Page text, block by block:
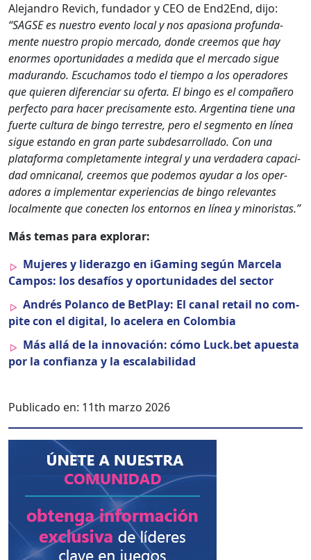
Ale­jan­dro Revich, fun­dador y CEO de End2End, dijo:
“SAGSE es nue­stro even­to local y nos apa­siona pro­fun­da­
mente nue­stro pro­pio mer­ca­do, donde creemos que hay
enormes opor­tu­nidades a medi­da que el mer­ca­do sigue
madu­ran­do. Escuchamos todo el tiem­po a los oper­adores
que quieren difer­en­ciar su ofer­ta. El bin­go es el com­pañero
per­fec­to para hac­er pre­cisa­mente esto. Argenti­na tiene una
fuerte cul­tura de bin­go ter­restre, pero el seg­men­to en línea
sigue estando en gran parte sub­de­sar­rol­la­do. Con una
platafor­ma com­ple­ta­mente inte­gral y una ver­dadera capaci­
dad omni­canal, creemos que podemos ayu­dar a los oper­
adores a imple­men­tar expe­ri­en­cias de bin­go rel­e­vantes
local­mente que conecten los entornos en línea y minoris­tas.”
Más temas para explo­rar:
Mujeres y lid­er­az­go en iGam­ing según Marcela
Cam­pos: los desafíos y opor­tu­nidades del sec­tor
Andrés Polan­co de Bet­Play: El canal retail no com­
pite con el dig­i­tal, lo acel­era en Colom­bia
Más allá de la inno­vación: cómo Luck.bet apues­ta
por la con­fi­an­za y la escal­a­bil­i­dad
Publicado en: 11th marzo 2026